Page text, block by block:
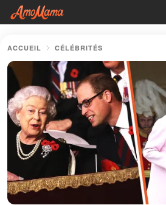
ACCUEIL CÉLÉBRITÉS